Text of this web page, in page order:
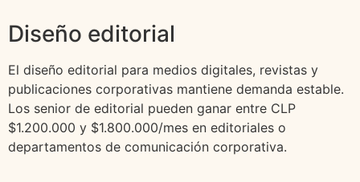
Diseño editorial
El diseño editorial para medios digitales, revistas y
publicaciones corporativas mantiene demanda estable.
Los senior de editorial pueden ganar entre CLP
$1.200.000 y $1.800.000/mes en editoriales o
departamentos de comunicación corporativa.